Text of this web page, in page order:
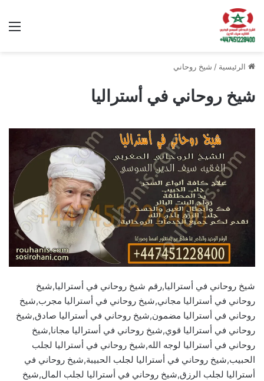
الرئيسية / شيخ روحاني
شيخ روحاني في أستراليا
شيخ روحاني في أستراليا,رقم شيخ روحاني في أستراليا,شيخ
روحاني في أستراليا مجاني,شيخ روحاني في أستراليا مجرب,شيخ
روحاني في أستراليا مضمون,شيخ روحاني في أستراليا صادق,شيخ
روحاني في أستراليا قوي,شيخ روحاني في أستراليا مجانا,شيخ
روحاني في أستراليا لوجه الله,شيخ روحاني في أستراليا لجلب
الحبيب,شيخ روحاني في أستراليا لجلب الحبيبة,شيخ روحاني في
أستراليا لجلب الرزق,شيخ روحاني في أستراليا لجلب المال,شيخ